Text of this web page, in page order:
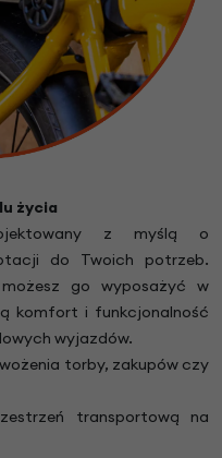
życia
z myślą o
do Twoich potrzeb.
możesz go wyposażyć w
komfort i funkcjonalność
wyjazdów.
torby, zakupów czy
transportową na